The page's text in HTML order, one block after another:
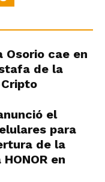
Osorio cae en
de la
el
para
de la
en